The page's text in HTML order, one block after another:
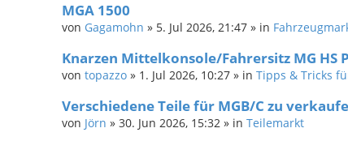
MGA 1500
von Gagamohn » 5. Jul 2026, 21:47 » in
Knarzen Mittelkonsole/Fahrersitz MG HS
von topazzo » 1. Jul 2026, 10:27 » in Tipps & Tricks
Verschiedene Teile für MGB/C zu
von Jörn » 30. Jun 2026, 15:32 » in Teilemarkt